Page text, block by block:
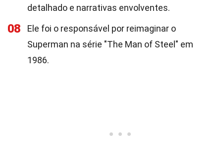
detalhado e narrativas envolventes.
08
Ele foi o responsável por reimaginar o
Superman na série "The Man of Steel" em
1986.